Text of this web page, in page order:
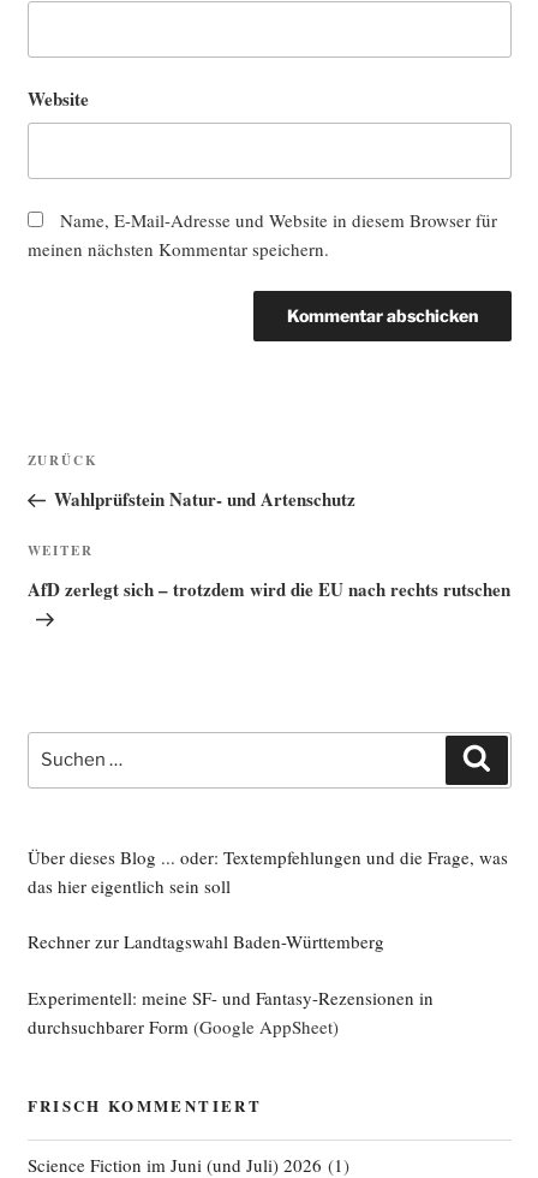
Website
Name, E-Mail-Adresse und Website in diesem Browser für
meinen nächsten Kommentar speichern.
Beitragsnavigation
Vorheriger
Beitrag
ZURÜCK
Wahlprüfstein Natur- und Artenschutz
Nächster
Beitrag
WEITER
AfD zerlegt sich – trotzdem wird die EU nach rechts rutschen
Suche
nach:
Über dieses Blog ... oder: Textempfehlungen und die Frage, was
das hier eigentlich sein soll
Rechner zur Landtagswahl Baden-Württemberg
Experimentell: meine SF- und Fantasy-Rezensionen in
durchsuchbarer Form (Google AppSheet)
FRISCH KOMMENTIERT
Science Fiction im Juni (und Juli) 2026 (1)